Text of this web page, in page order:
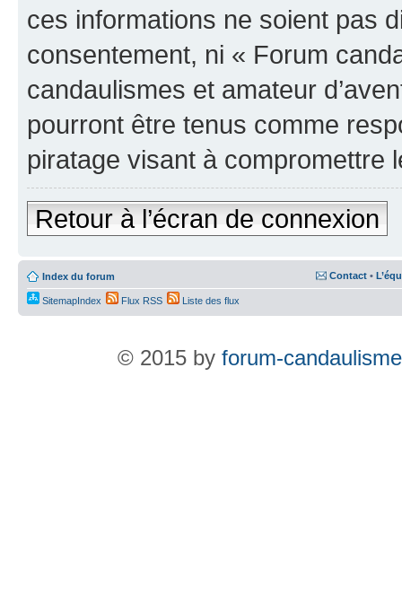
ces informations ne soient pas
consentement, ni « Forum
candaulismes et amateur
pourront être tenus comme
piratage visant à compromettre
Retour à l’écran de connexion
Index du forum Contact •
SitemapIndex Flux RSS Liste des flux
© 2015 by forum-